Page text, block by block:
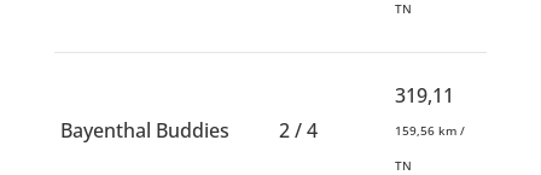
TN
Bayenthal Buddies 2 / 4
319,11
159,56 km /
TN